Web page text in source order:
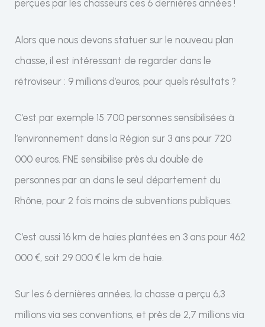
perçues par les chasseurs ces 6 dernières années !
Alors que nous devons statuer sur le nouveau plan
chasse, il est intéressant de regarder dans le
rétroviseur : 9 millions d’euros, pour quels résultats ?
C’est par exemple 15 700 personnes sensibilisées à
l’environnement dans la Région sur 3 ans pour 720
000 euros. FNE sensibilise près du double de
personnes par an dans le seul département du
Rhône, pour 2 fois moins de subventions publiques.
C’est aussi 16 km de haies plantées en 3 ans pour 462
000 €, soit 29 000 € le km de haie.
Sur les 6 dernières années, la chasse a perçu 6,3
millions via ses conventions, et près de 2,7 millions via